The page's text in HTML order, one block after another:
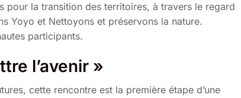
pour la transition des territoires, à travers le regard
Yoyo et Nettoyons et préservons la nature.
participants.
l’avenir »
cette rencontre est la première étape d’une